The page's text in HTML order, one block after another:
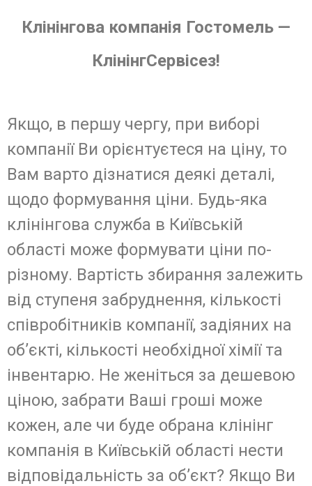
Клінінгова компанія Гостомель —
КлінінгСервісез!
Якщо, в першу чергу, при виборі
компанії Ви орієнтуєтеся на ціну, то
Вам варто дізнатися деякі деталі,
щодо формування ціни. Будь-яка
клінінгова служба в Київській
області може формувати ціни по-
різному. Вартість збирання залежить
від ступеня забруднення, кількості
співробітників компанії, задіяних на
об’єкті, кількості необхідної хімії та
інвентарю. Не женіться за дешевою
ціною, забрати Ваші гроші може
кожен, але чи буде обрана клінінг
компанія в Київській області нести
відповідальність за об’єкт? Якщо Ви